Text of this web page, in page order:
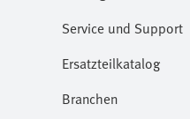
Service und Support
Ersatzteilkatalog
Branchen